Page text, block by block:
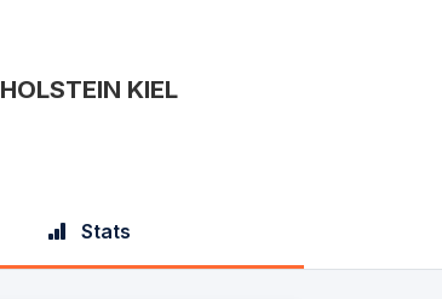
HOLSTEIN KIEL
Stats